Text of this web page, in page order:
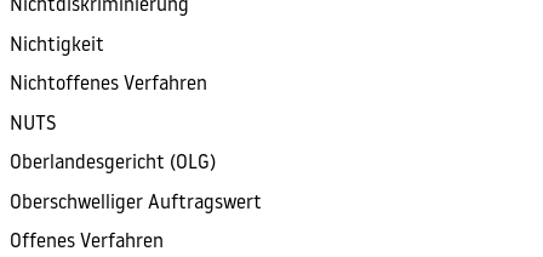
Nichtdiskriminierung
Nichtigkeit
Nichtoffenes Verfahren
NUTS
Oberlandesgericht (OLG)
Oberschwelliger Auftragswert
Offenes Verfahren